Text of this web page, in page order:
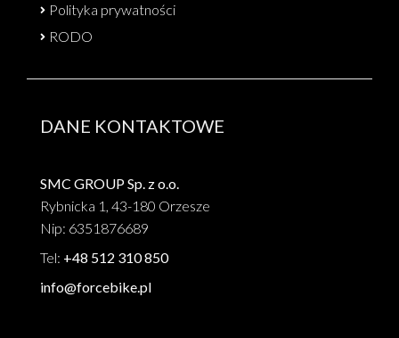
Polityka prywatności
RODO
DANE KONTAKTOWE
SMC GROUP Sp. z o.o.
Rybnicka 1, 43-180 Orzesze
Nip: 6351876689
Tel: +48 512 310 850
info@forcebike.pl